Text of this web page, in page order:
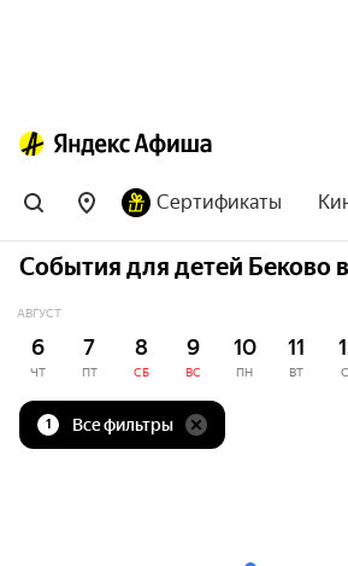
Сертификаты
События для детей Беково
АВГУСТ
6
ЧТ
7
ПТ
8
СБ
9
ВС
10
ПН
11
ВТ
1 Все фильтры